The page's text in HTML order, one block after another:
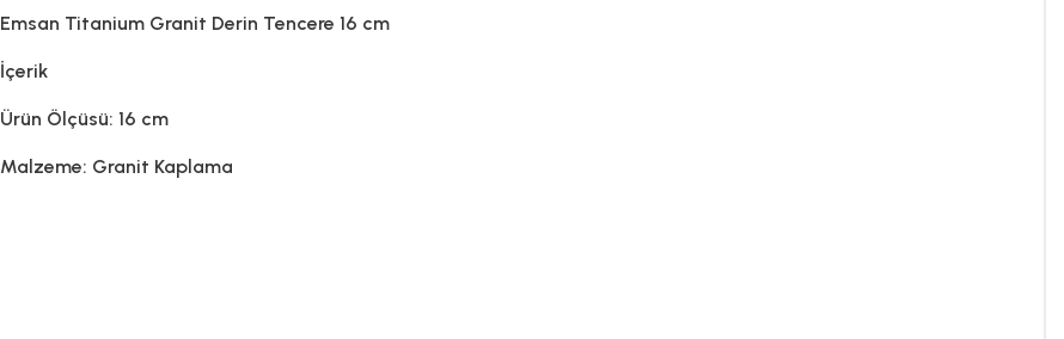
Emsan Titanium Granit Derin Tencere 16 cm
İçerik
Ürün Ölçüsü: 16 cm
Malzeme: Granit Kaplama